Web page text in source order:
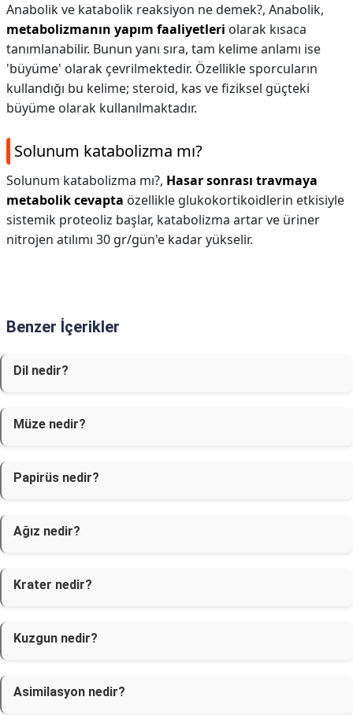
Anabolik ve katabolik reaksiyon ne demek?, Anabolik,
metabolizmanın yapım faaliyetleri olarak kısaca
tanımlanabilir. Bunun yanı sıra, tam kelime anlamı ise
'büyüme' olarak çevrilmektedir. Özellikle sporcuların
kullandığı bu kelime; steroid, kas ve fiziksel güçteki
büyüme olarak kullanılmaktadır.
Solunum katabolizma mı?
Solunum katabolizma mı?, Hasar sonrası travmaya
metabolik cevapta özellikle glukokortikoidlerin etkisiyle
sistemik proteoliz başlar, katabolizma artar ve üriner
nitrojen atılımı 30 gr/gün'e kadar yükselir.
Benzer İçerikler
Dil nedir?
Müze nedir?
Papirüs nedir?
Ağız nedir?
Krater nedir?
Kuzgun nedir?
Asimilasyon nedir?